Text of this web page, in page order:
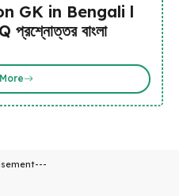
GK in Bengali l
প্রশ্নোত্তর বাংলা